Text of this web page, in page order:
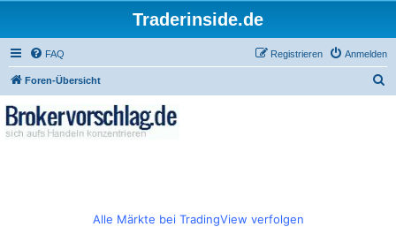
Traderinside.de
FAQ Anmelden
Registrieren
Foren-Übersicht
Alle Märkte bei TradingView verfolgen